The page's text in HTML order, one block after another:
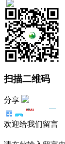
扫描二维码
分享
欢迎给我们留言